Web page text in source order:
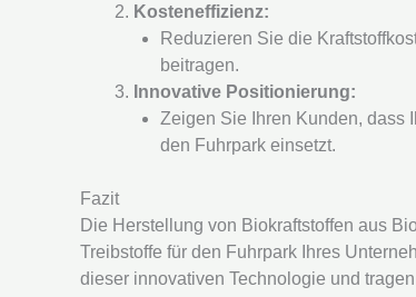
Kosteneffizienz:
Reduzieren Sie die
beitragen.
Innovative Positionierung:
Zeigen Sie Ihren Kunden, dass
den Fuhrpark einsetzt.
Fazit
Die Herstellung von Biokraftstoffen aus
Treibstoffe für den Fuhrpark Ihres
dieser innovativen Technologie und